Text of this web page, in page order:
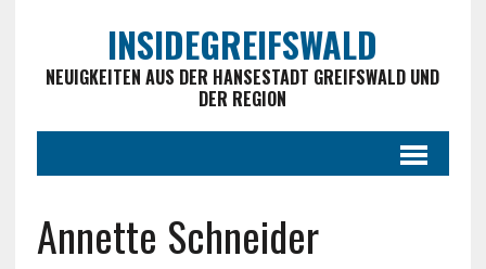
INSIDEGREIFSWALD
NEUIGKEITEN AUS DER HANSESTADT GREIFSWALD UND
DER REGION
Annette Schneider